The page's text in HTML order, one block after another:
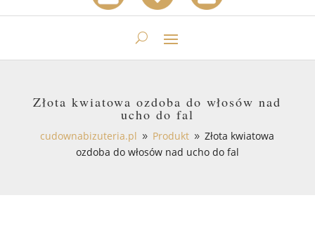
Złota kwiatowa ozdoba do włosów nad
ucho do fal
cudownabizuteria.pl 9 Produkt 9 Złota kwiatowa
ozdoba do włosów nad ucho do fal